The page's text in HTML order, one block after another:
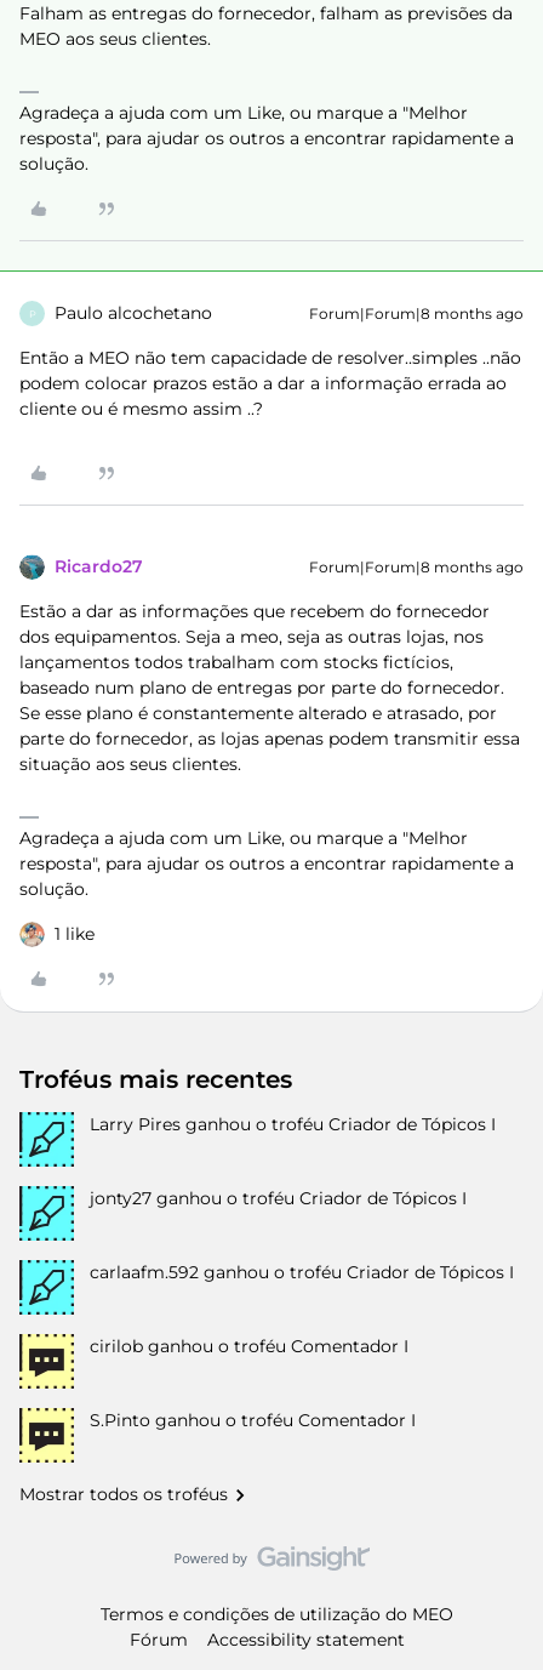
Falham as entregas do fornecedor, falham as previsões da
MEO aos seus clientes.
Agradeça a ajuda com um Like, ou marque a "Melhor
resposta", para ajudar os outros a encontrar rapidamente a
solução.
P Paulo alcochetano Forum|Forum|8 months ago
Então a MEO não tem capacidade de resolver..simples ..não
podem colocar prazos estão a dar a informação errada ao
cliente ou é mesmo assim ..?
Ricardo27 Forum|Forum|8 months ago
Estão a dar as informações que recebem do fornecedor
dos equipamentos. Seja a meo, seja as outras lojas, nos
lançamentos todos trabalham com stocks fictícios,
baseado num plano de entregas por parte do fornecedor.
Se esse plano é constantemente alterado e atrasado, por
parte do fornecedor, as lojas apenas podem transmitir essa
situação aos seus clientes.
Agradeça a ajuda com um Like, ou marque a "Melhor
resposta", para ajudar os outros a encontrar rapidamente a
solução.
1 like
Troféus mais recentes
Larry Pires ganhou o troféu Criador de Tópicos I
jonty27 ganhou o troféu Criador de Tópicos I
carlaafm.592 ganhou o troféu Criador de Tópicos I
cirilob ganhou o troféu Comentador I
S.Pinto ganhou o troféu Comentador I
Mostrar todos os troféus
Termos e condições de utilização do MEO
Fórum
Accessibility statement